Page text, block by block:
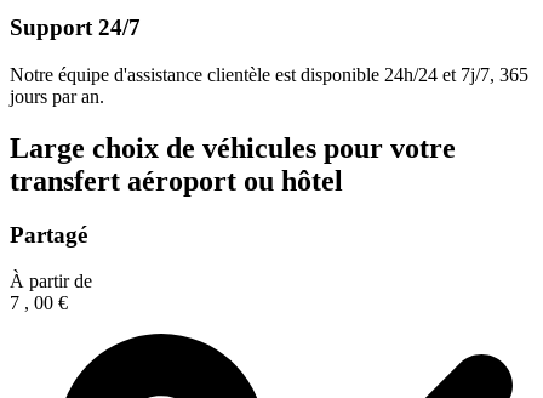
Support 24/7
Notre équipe d'assistance clientèle est disponible 24h/24 et 7j/7, 365
jours par an.
Large choix de véhicules pour votre
transfert aéroport ou hôtel
Partagé
À partir de
7 , 00 €